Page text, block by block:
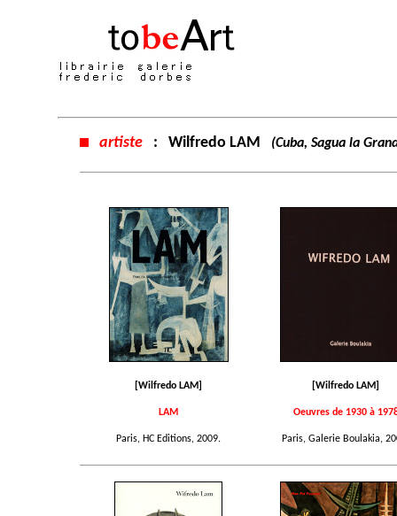
artiste : Wilfredo LAM (Cuba, Sagua la
[Wilfredo LAM]
LAM
Paris, HC Editions, 2009.
[Wilfredo LAM]
Oeuvres de 1930 à
Paris, Galerie Boulakia,